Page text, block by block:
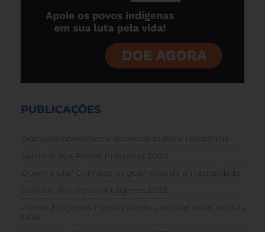
PUBLICAÇÕES
Diálogos interétnicos: ancestralidades e resistência
Semana dos Povos Indígenas 2024
Quem é ela? Conheça as guerreiras da ancestralidade
Semana dos Povos Indígenas 2023
Povos Indígenas: nossos direitos, nossas vidas, nossas
lutas